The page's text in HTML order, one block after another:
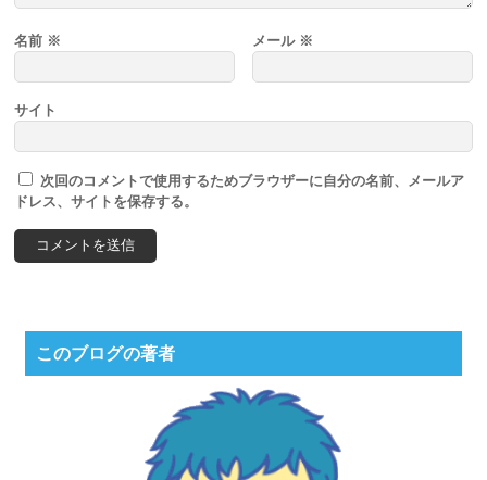
名前 ※ メール ※
サイト
次回のコメントで使用するためブラウザーに自分の名前、メールア
ドレス、サイトを保存する。
このブログの著者